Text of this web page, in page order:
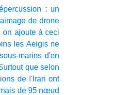
: un
de drone
on ajoute à ceci
les Aeigis ne
marins d'en
que selon
de l'Iran ont
de 95 nœud